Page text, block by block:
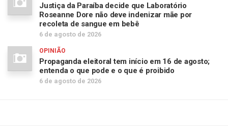
Justiça da Paraíba decide que Laboratório
Roseanne Dore não deve indenizar mãe por
recoleta de sangue em bebê
6 de agosto de 2026
OPINIÃO
Propaganda eleitoral tem início em 16 de agosto;
entenda o que pode e o que é proibido
6 de agosto de 2026